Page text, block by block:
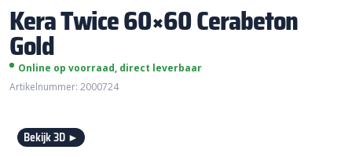
Kera Twice 60×60 Cerabeton
Gold
Online op voorraad, direct leverbaar
Artikelnummer: 2000724
Bekijk 3D ►